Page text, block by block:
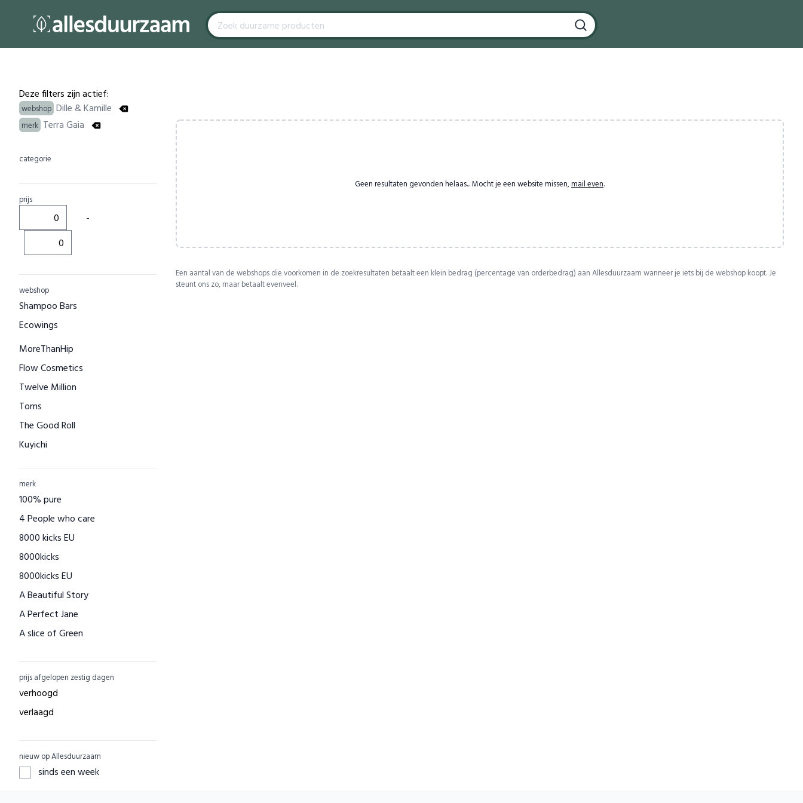
Filters
Deze filters zijn actief:
webshop Dille & Kamille
merk Terra Gaia
categorie
prijs
-
webshop
Shampoo Bars
Ecowings
MoreThanHip
Flow Cosmetics
Twelve Million
Toms
The Good Roll
Kuyichi
Bamigo
CAYBOO
Green Jump
Houtenspeelgoed-shop.nl
Menstruatiecups.nl
Natural Heroes
Waschbär
Big Green Smile
Little Indians
GreenPicnic
Nature's Gift
Dille & Kamille
ZO Schoon
Yarrah
merk
100% pure
4 People who care
8000 kicks EU
8000kicks
8000kicks EU
A Beautiful Story
A Perfect Jane
A slice of Green
ACBC
ACE
ADUH
AGAZI
prijs afgelopen zestig dagen
verhoogd
verlaagd
nieuw op Allesduurzaam
sinds een week
Geen resultaten gevonden helaas... Mocht je een website missen,mail even.
Een aantal van de webshops die voorkomen in de zoekresultaten betaalt een klein bedrag (percentage van orderbedrag) aan Allesduurzaam wanneer je iets bij de webshop koopt. Je
steunt ons zo, maar betaalt evenveel.